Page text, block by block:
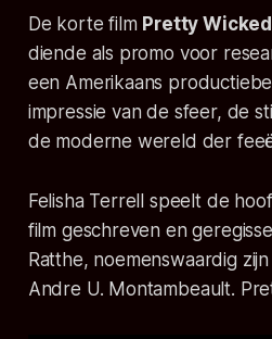
De korte film Pretty Wicked
diende als promo voor
een Amerikaans
impressie van de sfeer, de
de moderne wereld der
Felisha Terrell speelt de
film geschreven en
Ratthe, noemenswaardig
Andre U. Montambeault.